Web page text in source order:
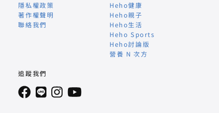
隱私權政策
著作權聲明
聯絡我們
Heho健康
Heho親子
Heho生活
Heho Sports
Heho討論版
營養 N 次方
追蹤我們